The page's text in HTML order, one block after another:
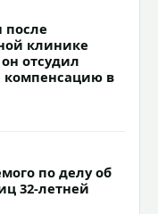
клинике
отсудил
компенсацию в
по делу об
32-летней